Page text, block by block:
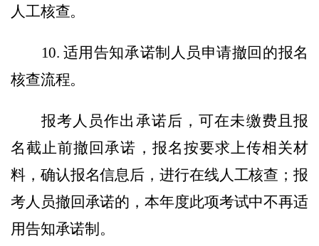
人工核查。
10. 适用告知承诺制人员申请撤回的报名
核查流程。
报考人员作出承诺后，可在未缴费且报
名截止前撤回承诺，报名按要求上传相关材
料，确认报名信息后，进行在线人工核查；报
考人员撤回承诺的，本年度此项考试中不再适
用告知承诺制。